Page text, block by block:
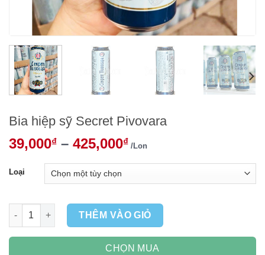
Bia hiệp sỹ Secret Pivovara
39,000₫ – 425,000₫ /Lon
Loại
Bia hiệp sỹ Secret Pivovara số lượng
THÊM VÀO GIỎ
CHỌN MUA